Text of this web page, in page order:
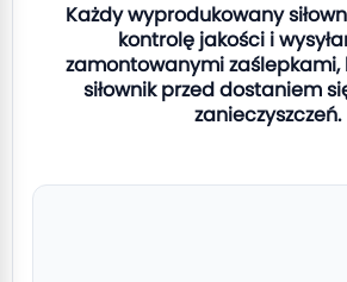
Każdy wyprodukowany
kontrolę jakości i
zamontowanymi zaślepkami,
siłownik przed dostaniem
zanieczyszczeń.